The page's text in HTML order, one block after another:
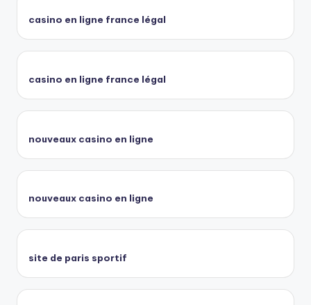
casino en ligne france légal
casino en ligne france légal
nouveaux casino en ligne
nouveaux casino en ligne
site de paris sportif